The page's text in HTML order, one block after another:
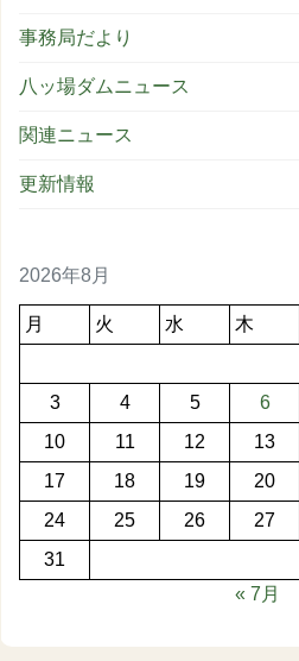
事務局だより
八ッ場ダムニュース
関連ニュース
更新情報
2026年8月
月 火 水 木
3
4 5 6
10
11 12 13
17
18 19 20
24
25 26 27
31
« 7月